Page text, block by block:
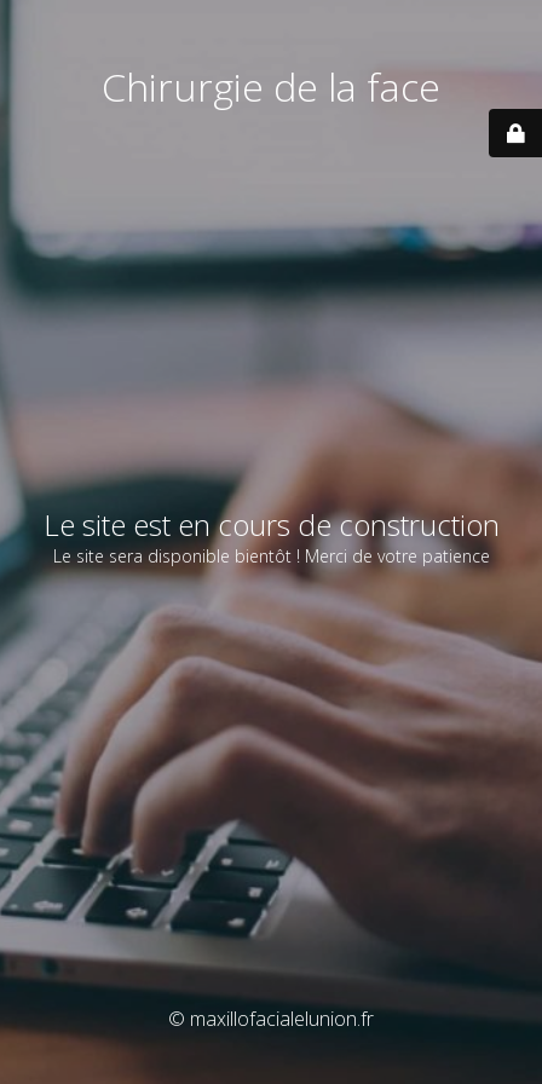
Chirurgie de la face
Le site est en cours de construction
Le site sera disponible bientôt ! Merci de votre patience
© maxillofacialelunion.fr